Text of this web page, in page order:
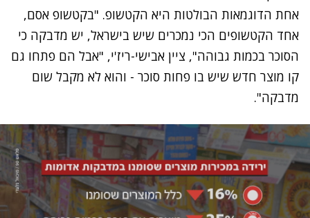
אחת הדוגמאות הבולטות היא הקטשופ. "בקטשופ אסם,
אחד הקטשופים הכי נמכרים שיש בישראל, יש מדבקה כי
הסוכר בכמות גבוהה", ציין אבישי-ריז'י, "אבל הם פתחו גם
קו מוצר חדש שיש בו פחות סוכר - והוא לא מקבל שום
מדבקה".